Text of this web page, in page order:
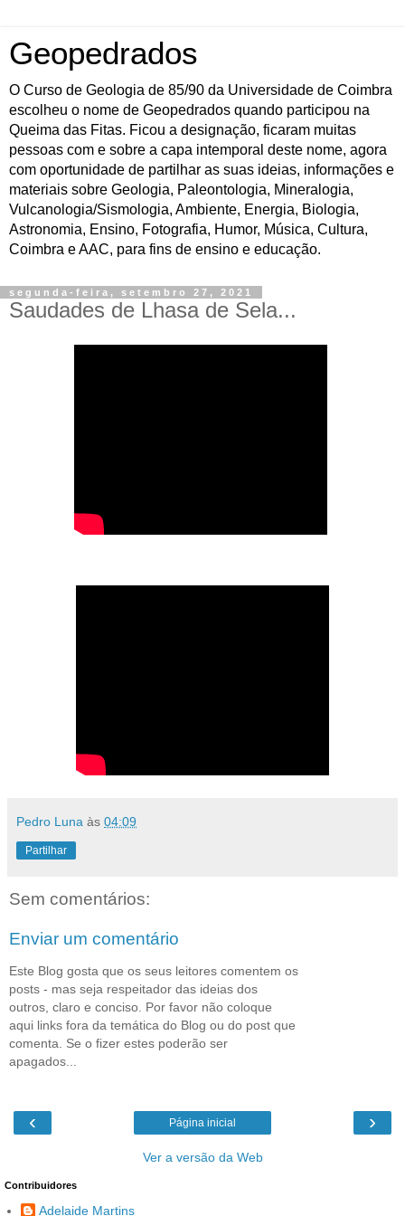
Geopedrados
O Curso de Geologia de 85/90 da Universidade de Coimbra
escolheu o nome de Geopedrados quando participou na
Queima das Fitas. Ficou a designação, ficaram muitas
pessoas com e sobre a capa intemporal deste nome, agora
com oportunidade de partilhar as suas ideias, informações e
materiais sobre Geologia, Paleontologia, Mineralogia,
Vulcanologia/Sismologia, Ambiente, Energia, Biologia,
Astronomia, Ensino, Fotografia, Humor, Música, Cultura,
Coimbra e AAC, para fins de ensino e educação.
segunda-feira, setembro 27, 2021
Saudades de Lhasa de Sela...
Pedro Luna às 04:09
Partilhar
Sem comentários:
Enviar um comentário
Este Blog gosta que os seus leitores comentem os
posts - mas seja respeitador das ideias dos
outros, claro e conciso. Por favor não coloque
aqui links fora da temática do Blog ou do post que
comenta. Se o fizer estes poderão ser
apagados...
‹ ›
Página inicial
Ver a versão da Web
Contribuidores
Adelaide Martins